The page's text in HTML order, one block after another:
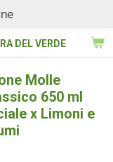
DEL VERDE
Molle
650 ml
x Limoni e